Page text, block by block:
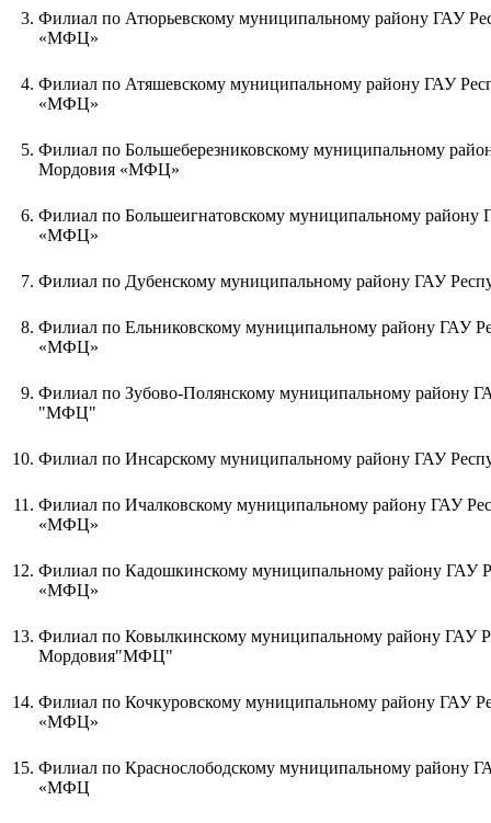
3. Филиал по Атюрьевскому муниципальному району ГАУ
«МФЦ»
4. Филиал по Атяшевскому муниципальному району ГАУ
«МФЦ»
5. Филиал по Большеберезниковскому муниципальному
Мордовия «МФЦ»
6. Филиал по Большеигнатовскому муниципальному району
«МФЦ»
7. Филиал по Дубенскому муниципальному району ГАУ
8. Филиал по Ельниковскому муниципальному району ГАУ
«МФЦ»
9. Филиал по Зубово-Полянскому муниципальному району
"МФЦ"
10. Филиал по Инсарскому муниципальному району ГАУ
11. Филиал по Ичалковскому муниципальному району ГАУ
«МФЦ»
12. Филиал по Кадошкинскому муниципальному району ГАУ
«МФЦ»
13. Филиал по Ковылкинскому муниципальному району ГАУ
Мордовия"МФЦ"
14. Филиал по Кочкуровскому муниципальному району ГАУ
«МФЦ»
15. Филиал по Краснослободскому муниципальному району
«МФЦ